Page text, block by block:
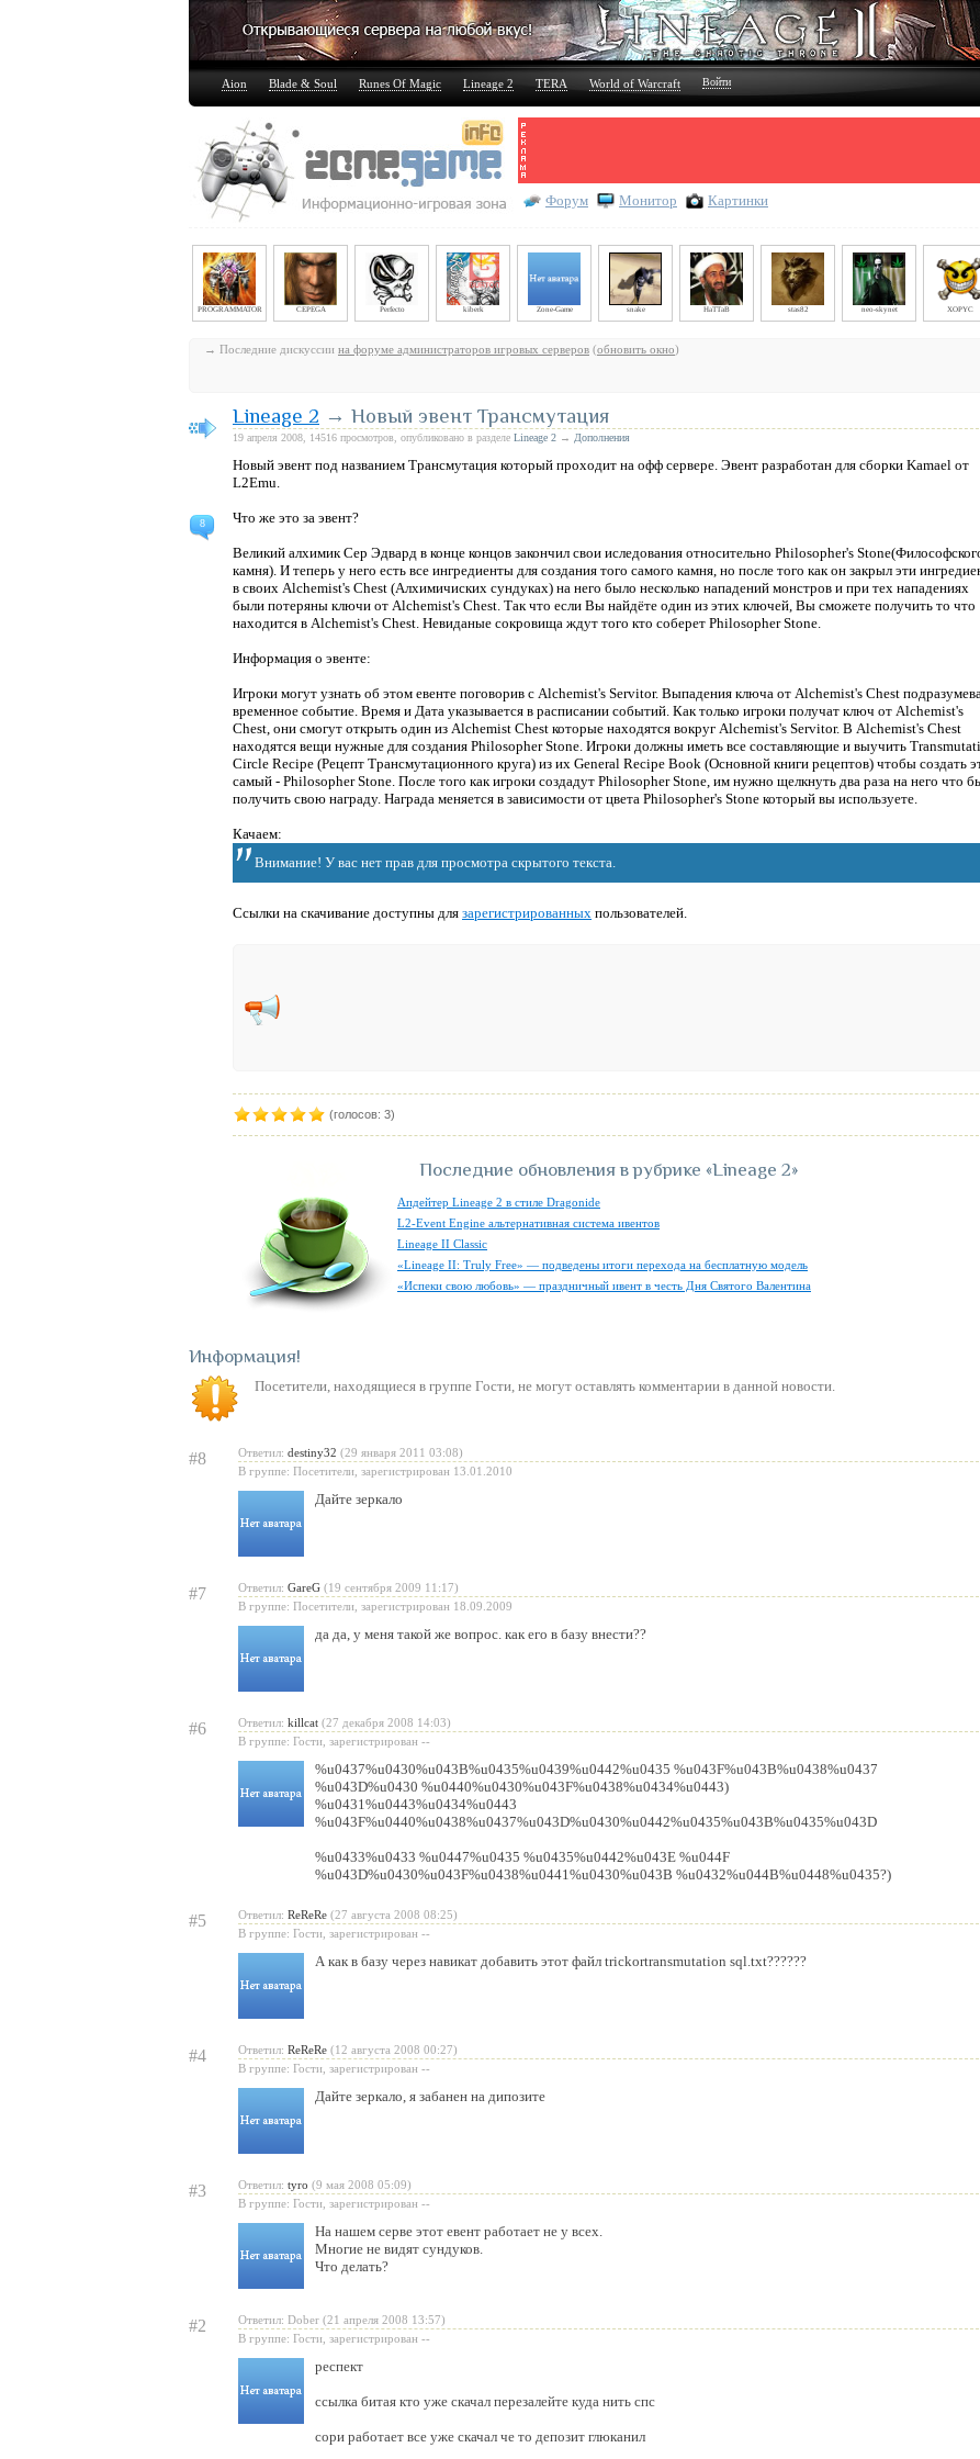
Aion Blade & Soul Runes Of Magic Lineage 2 TERA World of Warcraft Войти
Форум Монитор Картинки
PROGRAMMATOR CEPEGA Perfecto kiberk Zone-Game snake HaTTaB stas82 neo-skynet XOPYC
→ Последние дискуссии на форуме администраторов игровых серверов (обновить окно)
8
Lineage 2 → Новый эвент Трансмутация
19 апреля 2008, 14516 просмотров, опубликовано в разделе Lineage 2 → Дополнения
Новый эвент под названием Трансмутация который проходит на офф сервере. Эвент разработан для сборки Kamael от
L2Emu.
Что же это за эвент?
Великий алхимик Сер Эдвард в конце концов закончил свои иследования относительно Philosopher's
камня). И теперь у него есть все ингредиенты для создания того самого камня, но после того как он закрыл эти
в своих Alchemist's Chest (Алхимичиских сундуках) на него было несколько нападений монстров и при тех нападениях
были потеряны ключи от Alchemist's Chest. Так что если Вы найдёте один из этих ключей, Вы сможете получить то что
находится в Alchemist's Chest. Невиданые сокровища ждут того кто соберет Philosopher Stone.
Информация о эвенте:
Игроки могут узнать об этом евенте поговорив с Alchemist's Servitor. Выпадения ключа от Alchemist's Chest
временное событие. Время и Дата указывается в расписании событий. Как только игроки получат ключ от Alchemist's
Chest, они смогут открыть один из Alchemist Chest которые находятся вокруг Alchemist's Servitor. В Alchemist's Chest
находятся вещи нужные для создания Philosopher Stone. Игроки должны иметь все составляющие и выучить
Circle Recipe (Рецепт Трансмутационного круга) из их General Recipe Book (Основной книги рецептов) чтобы создать
самый - Philosopher Stone. После того как игроки создадут Philosopher Stone, им нужно щелкнуть два раза на него что
получить свою награду. Награда меняется в зависимости от цвета Philosopher's Stone который вы используете.
Качаем:
Внимание! У вас нет прав для просмотра скрытого текста.
Ссылки на скачивание доступны для зарегистрированных пользователей.
(голосов: 3)
Последние обновления в рубрике «Lineage 2»
Апдейтер Lineage 2 в стиле Dragonide
L2-Event Engine альтернативная система ивентов
Lineage II Classic
«Lineage II: Truly Free» — подведены итоги перехода на бесплатную модель
«Испеки свою любовь» — праздничный ивент в честь Дня Святого Валентина
Информация
Посетители, находящиеся в группе Гости, не могут оставлять комментарии в данной новости.
#8 Ответил: destiny32 (29 января 2011 03:08)
В группе: Посетители, зарегистрирован 13.01.2010
Дайте зеркало
#7 Ответил: GareG (19 сентября 2009 11:17)
В группе: Посетители, зарегистрирован 18.09.2009
да да, у меня такой же вопрос. как его в базу внести??
#6 Ответил: killcat (27 декабря 2008 14:03)
В группе: Гости, зарегистрирован --
%u0437%u0430%u043B%u0435%u0439%u0442%u0435 %u043F%u043B%u0438%u0437
%u043D%u0430 %u0440%u0430%u043F%u0438%u0434%u0443)
%u0431%u0443%u0434%u0443
%u043F%u0440%u0438%u0437%u043D%u0430%u0442%u0435%u043B%u0435%u043D
%u0433%u0433 %u0447%u0435 %u0435%u0442%u043E %u044F
%u043D%u0430%u043F%u0438%u0441%u0430%u043B %u0432%u044B%u0448%u0435?)
#5 Ответил: ReReRe (27 августа 2008 08:25)
В группе: Гости, зарегистрирован --
А как в базу через навикат добавить этот файл trickortransmutation sql.txt??????
#4 Ответил: ReReRe (12 августа 2008 00:27)
В группе: Гости, зарегистрирован --
Дайте зеркало, я забанен на дипозите
#3 Ответил: tyro (9 мая 2008 05:09)
В группе: Гости, зарегистрирован --
На нашем серве этот евент работает не у всех.
Многие не видят сундуков.
Что делать?
#2
Ответил: Dober (21 апреля 2008 13:57)
В группе: Гости, зарегистрирован --
респект
ссылка битая кто уже скачал перезалейте куда нить спс
сори работает все уже скачал че то депозит глюканил